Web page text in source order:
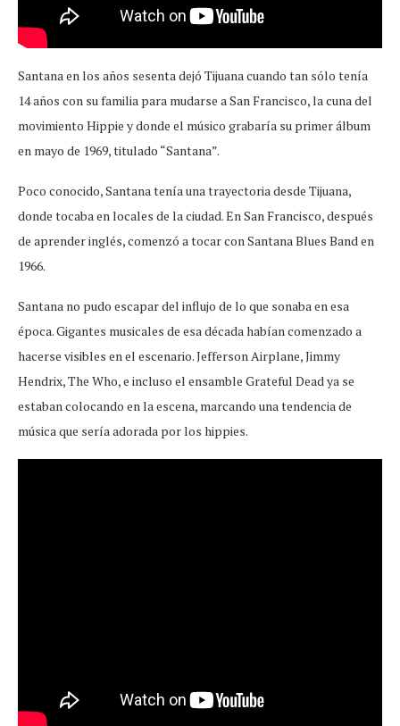
Santana en los años sesenta dejó Tijuana cuando tan sólo tenía
14 años con su familia para mudarse a San Francisco, la cuna del
movimiento Hippie y donde el músico grabaría su primer álbum
en mayo de 1969, titulado “Santana”.
Poco conocido, Santana tenía una trayectoria desde Tijuana,
donde tocaba en locales de la ciudad. En San Francisco, después
de aprender inglés, comenzó a tocar con Santana Blues Band en
1966.
Santana no pudo escapar del influjo de lo que sonaba en esa
época. Gigantes musicales de esa década habían comenzado a
hacerse visibles en el escenario. Jefferson Airplane, Jimmy
Hendrix, The Who, e incluso el ensamble Grateful Dead ya se
estaban colocando en la escena, marcando una tendencia de
música que sería adorada por los hippies.